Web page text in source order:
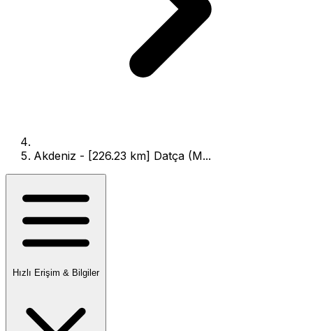
Akdeniz - [226.23 km] Datça (M...
Hızlı Erişim & Bilgiler